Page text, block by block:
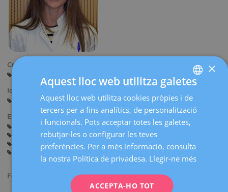
Centres:
Idiomes:
Català Basc Anglès
Francès
Especialitats:
Assessorament abans de l'Embaràs
Embaràs i Part
Ginecologia General
Ginecologia Oncològica (Càncer ginecològic i mamari)
Mastologia (Patologia mamària benigna)
Formació acadèmica:
SPANISH
CATALÀ
FRENCH
×
Aquest lloc web utilitza galetes
Aquest lloc web utilitza cookies pròpies i de
tercers per a fins analítics, de personalització
i funcionals. Pots acceptar totes les galetes,
rebutjar-les o configurar les teves
preferències. Per a més informació, consulta
la nostra Política de privadesa. Llegir-ne més
ACCEPTA-HO TOT